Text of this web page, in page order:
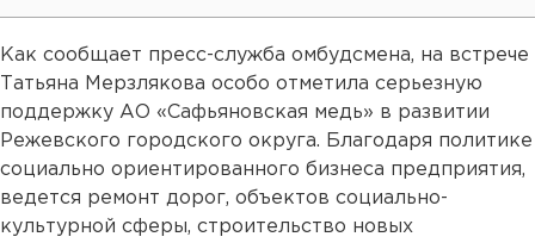
Как сообщает пресс-служба омбудсмена, на встрече
Татьяна Мерзлякова особо отметила серьезную
поддержку АО «Сафьяновская медь» в развитии
Режевского городского округа. Благодаря политике
социально ориентированного бизнеса предприятия,
ведется ремонт дорог, объектов социально-
культурной сферы, строительство новых